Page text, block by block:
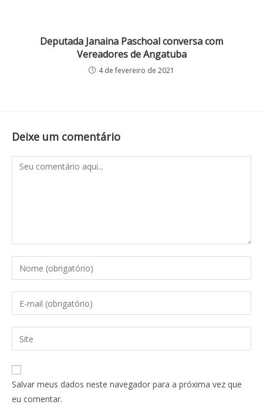
Deputada Janaina Paschoal conversa com
Vereadores de Angatuba
4 de fevereiro de 2021
Deixe um comentário
Salvar meus dados neste navegador para a próxima vez que
eu comentar.